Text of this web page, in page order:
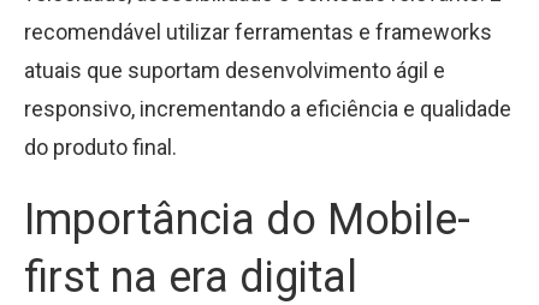
recomendável utilizar ferramentas e frameworks
atuais que suportam desenvolvimento ágil e
responsivo, incrementando a eficiência e qualidade
do produto final.
Importância do Mobile-
first na era digital